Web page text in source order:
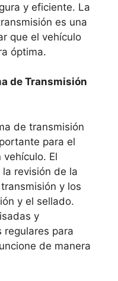
y eficiente. La
es una
que el vehículo
óptima.
de Transmisión
de transmisión
para el
El
revisión de la
y los
y el sellado.
y
regulares para
de manera